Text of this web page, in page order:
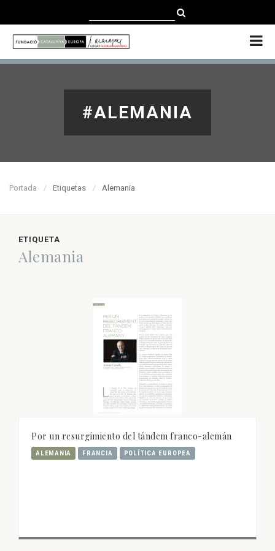
ENGLISH
#ALEMANIA
Portada Etiquetas Alemania
ETIQUETA
Alemania
Por un resurgimiento del tándem franco-alemán
ALEMANIA FRANCIA POLÍTICA EUROPEA